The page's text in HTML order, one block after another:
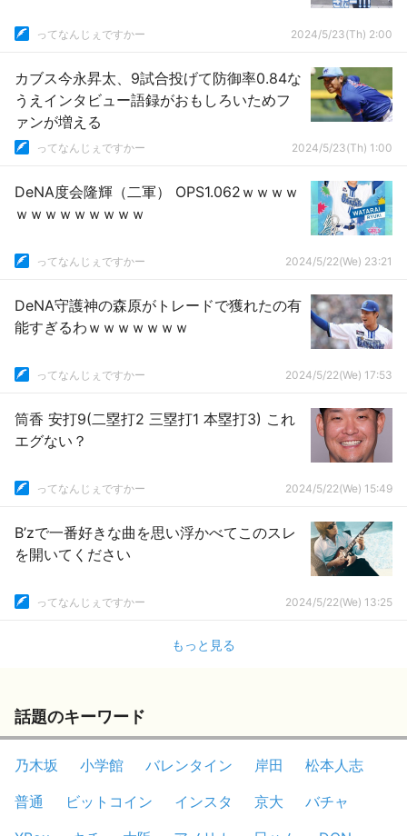
ってなんじぇですかー 2024/5/23(Th) 2:00
カブス今永昇太、9試合投げて防御率0.84な
うえインタビュー語録がおもしろいためフ
ァンが増える
ってなんじぇですかー 2024/5/23(Th) 1:00
DeNA度会隆輝（二軍） OPS1.062ｗｗｗｗ
ｗｗｗｗｗｗｗｗｗ
ってなんじぇですかー 2024/5/22(We) 23:21
DeNA守護神の森原がトレードで獲れたの有
能すぎるわｗｗｗｗｗｗｗ
ってなんじぇですかー 2024/5/22(We) 17:53
筒香 安打9(二塁打2 三塁打1 本塁打3) これ
エグない？
ってなんじぇですかー 2024/5/22(We) 15:49
B’zで一番好きな曲を思い浮かべてこのスレ
を開いてください
ってなんじぇですかー 2024/5/22(We) 13:25
もっと見る
話題のキーワード
乃木坂 小学館 バレンタイン 岸田
松本人志
普通
ビットコイン インスタ 京大
バチャ